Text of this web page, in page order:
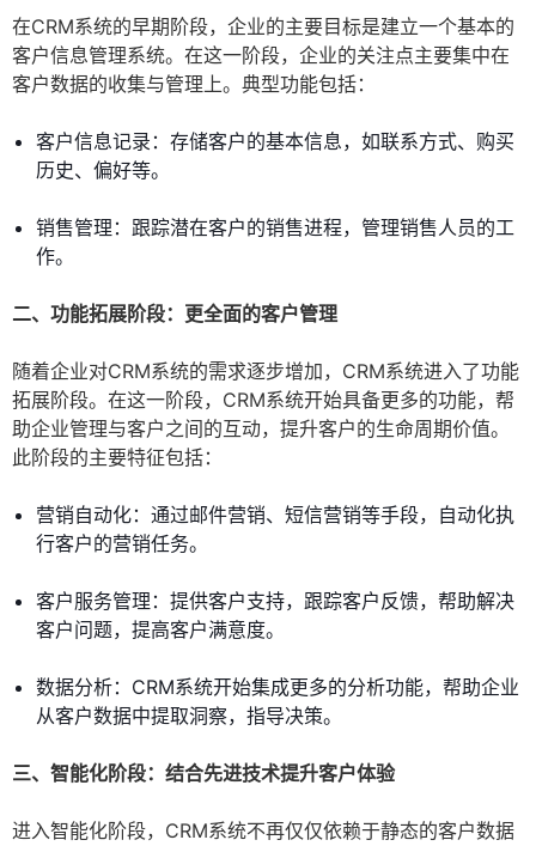
在CRM系统的早期阶段，企业的主要目标是建立一个基本的
客户信息管理系统。在这一阶段，企业的关注点主要集中在
客户数据的收集与管理上。典型功能包括：
客户信息记录：存储客户的基本信息，如联系方式、购买
历史、偏好等。
销售管理：跟踪潜在客户的销售进程，管理销售人员的工
作。
二、功能拓展阶段：更全面的客户管理
随着企业对CRM系统的需求逐步增加，CRM系统进入了功能
拓展阶段。在这一阶段，CRM系统开始具备更多的功能，帮
助企业管理与客户之间的互动，提升客户的生命周期价值。
此阶段的主要特征包括：
营销自动化：通过邮件营销、短信营销等手段，自动化执
行客户的营销任务。
客户服务管理：提供客户支持，跟踪客户反馈，帮助解决
客户问题，提高客户满意度。
数据分析：CRM系统开始集成更多的分析功能，帮助企业
从客户数据中提取洞察，指导决策。
三、智能化阶段：结合先进技术提升客户体验
进入智能化阶段，CRM系统不再仅仅依赖于静态的客户数据